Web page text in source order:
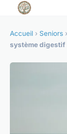
Accueil › Seniors ›
système digestif